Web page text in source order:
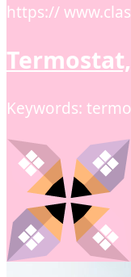
https://
Keywords: